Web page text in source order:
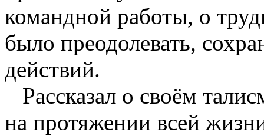
командной работы, о
было преодолевать,
действий.
Рассказал о своём
на протяжении всей